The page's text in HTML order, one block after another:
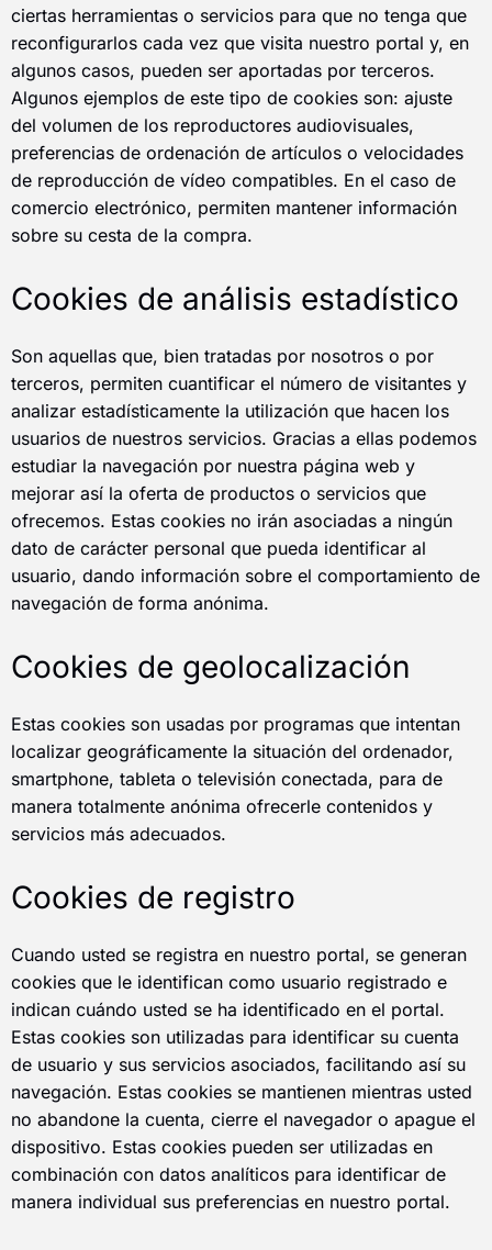
ciertas herramientas o servicios para que no tenga que
reconfigurarlos cada vez que visita nuestro portal y, en
algunos casos, pueden ser aportadas por terceros.
Algunos ejemplos de este tipo de cookies son: ajuste
del volumen de los reproductores audiovisuales,
preferencias de ordenación de artículos o velocidades
de reproducción de vídeo compatibles. En el caso de
comercio electrónico, permiten mantener información
sobre su cesta de la compra.
Cookies de análisis estadístico
Son aquellas que, bien tratadas por nosotros o por
terceros, permiten cuantificar el número de visitantes y
analizar estadísticamente la utilización que hacen los
usuarios de nuestros servicios. Gracias a ellas podemos
estudiar la navegación por nuestra página web y
mejorar así la oferta de productos o servicios que
ofrecemos. Estas cookies no irán asociadas a ningún
dato de carácter personal que pueda identificar al
usuario, dando información sobre el comportamiento de
navegación de forma anónima.
Cookies de geolocalización
Estas cookies son usadas por programas que intentan
localizar geográficamente la situación del ordenador,
smartphone, tableta o televisión conectada, para de
manera totalmente anónima ofrecerle contenidos y
servicios más adecuados.
Cookies de registro
Cuando usted se registra en nuestro portal, se generan
cookies que le identifican como usuario registrado e
indican cuándo usted se ha identificado en el portal.
Estas cookies son utilizadas para identificar su cuenta
de usuario y sus servicios asociados, facilitando así su
navegación. Estas cookies se mantienen mientras usted
no abandone la cuenta, cierre el navegador o apague el
dispositivo. Estas cookies pueden ser utilizadas en
combinación con datos analíticos para identificar de
manera individual sus preferencias en nuestro portal.